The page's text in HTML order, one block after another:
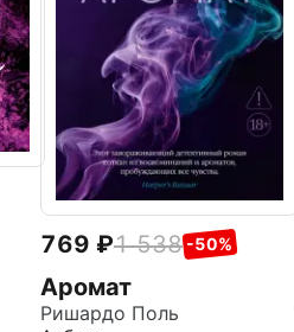
769 1 538 -50%
Аромат
Ришардо Поль